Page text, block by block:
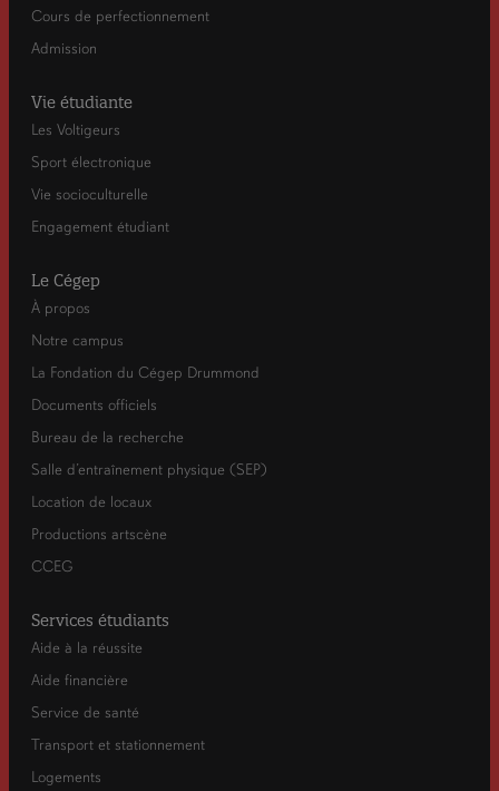
Cours de perfectionnement
Admission
Vie étudiante
Les Voltigeurs
Sport électronique
Vie socioculturelle
Engagement étudiant
Le Cégep
À propos
Notre campus
La Fondation du Cégep Drummond
Documents officiels
Bureau de la recherche
Salle d’entraînement physique (SEP)
Location de locaux
Productions artscène
CCEG
Services étudiants
Aide à la réussite
Aide financière
Service de santé
Transport et stationnement
Logements